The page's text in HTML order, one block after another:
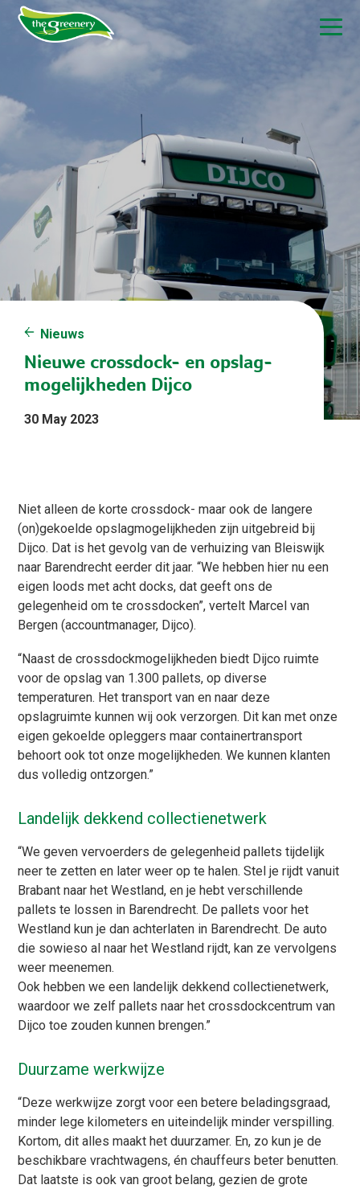
Nieuws
Nieuwe crossdock- en opslag-
mogelijkheden Dijco
30 May 2023
Niet alleen de korte crossdock- maar ook de langere
(on)gekoelde opslagmogelijkheden zijn uitgebreid bij
Dijco. Dat is het gevolg van de verhuizing van Bleiswijk
naar Barendrecht eerder dit jaar. “We hebben hier nu een
eigen loods met acht docks, dat geeft ons de
gelegenheid om te crossdocken”, vertelt Marcel van
Bergen (accountmanager, Dijco).
“Naast de crossdockmogelijkheden biedt Dijco ruimte
voor de opslag van 1.300 pallets, op diverse
temperaturen. Het transport van en naar deze
opslagruimte kunnen wij ook verzorgen. Dit kan met onze
eigen gekoelde opleggers maar containertransport
behoort ook tot onze mogelijkheden. We kunnen klanten
dus volledig ontzorgen.”
Landelijk dekkend collectienetwerk
“We geven vervoerders de gelegenheid pallets tijdelijk
neer te zetten en later weer op te halen. Stel je rijdt vanuit
Brabant naar het Westland, en je hebt verschillende
pallets te lossen in Barendrecht. De pallets voor het
Westland kun je dan achterlaten in Barendrecht. De auto
die sowieso al naar het Westland rijdt, kan ze vervolgens
weer meenemen.
Ook hebben we een landelijk dekkend collectienetwerk,
waardoor we zelf pallets naar het crossdockcentrum van
Dijco toe zouden kunnen brengen.”
Duurzame werkwijze
“Deze werkwijze zorgt voor een betere beladingsgraad,
minder lege kilometers en uiteindelijk minder verspilling.
Kortom, dit alles maakt het duurzamer. En, zo kun je de
beschikbare vrachtwagens, én chauffeurs beter benutten.
Dat laatste is ook van groot belang, gezien de grote